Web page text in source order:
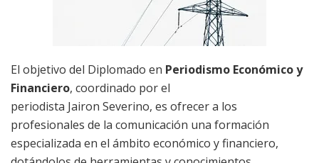
El objetivo del Diplomado en Periodismo Económico y
Financiero, coordinado por el
periodista Jairon Severino, es ofrecer a los
profesionales de la comunicación una formación
especializada en el ámbito económico y financiero,